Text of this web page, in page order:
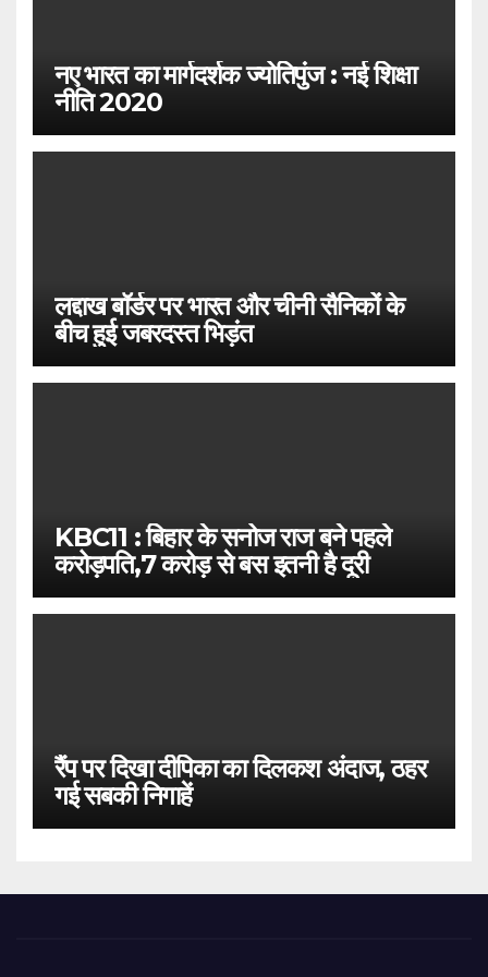
नए भारत का मार्गदर्शक ज्योतिपुंज : नई शिक्षा
नीति 2020
लद्दाख बॉर्डर पर भारत और चीनी सैनिकों के
बीच हुई जबरदस्त भिड़ंत
KBC11 : बिहार के सनोज राज बने पहले
करोड़पति,7 करोड़ से बस इतनी है दूरी
रैंप पर दिखा दीपिका का दिलकश अंदाज, ठहर
गई सबकी निगाहें